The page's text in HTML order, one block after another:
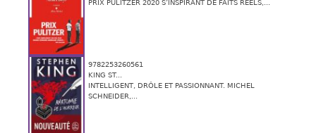
PRIX PULITZER 2020 S’INSPIRANT DE FAITS RÉELS,...
9782253260561
KING ST...
INTELLIGENT, DRÔLE ET PASSIONNANT. MICHEL
SCHNEIDER,...